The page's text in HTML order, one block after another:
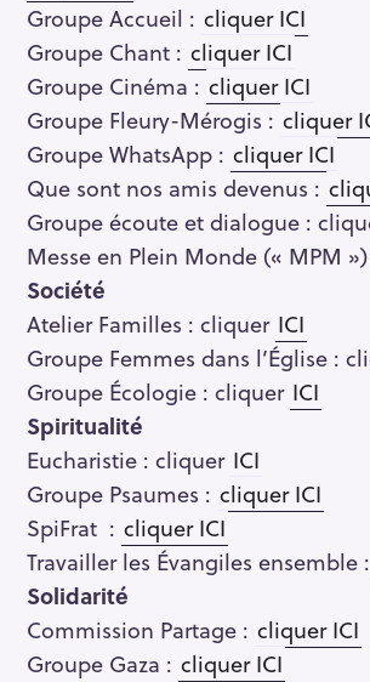
Groupe Accueil : cliquer ICI
Groupe Chant : cliquer ICI
Groupe Cinéma : cliquer ICI
Groupe Fleury-Mérogis : cliquer
Groupe WhatsApp : cliquer ICI
Que sont nos amis devenus :
Groupe écoute et dialogue :
Messe en Plein Monde (« MPM
Société
Atelier Familles : cliquer ICI
Groupe Femmes dans l’Église :
Groupe Écologie : cliquer ICI
Spiritualité
Eucharistie : cliquer ICI
Groupe Psaumes : cliquer ICI
SpiFrat : cliquer ICI
Travailler les Évangiles ensemble :
Solidarité
Commission Partage : cliquer ICI
Groupe Gaza : cliquer ICI
c
h
f
o
r